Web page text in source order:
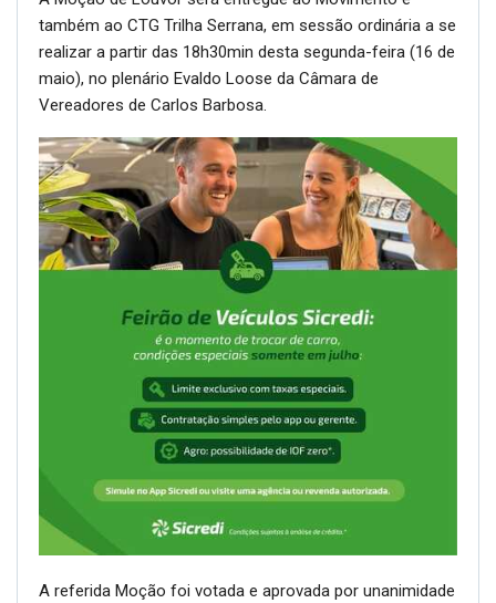
também ao CTG Trilha Serrana, em sessão ordinária a se
realizar a partir das 18h30min desta segunda-feira (16 de
maio), no plenário Evaldo Loose da Câmara de
Vereadores de Carlos Barbosa.
A referida Moção foi votada e aprovada por unanimidade